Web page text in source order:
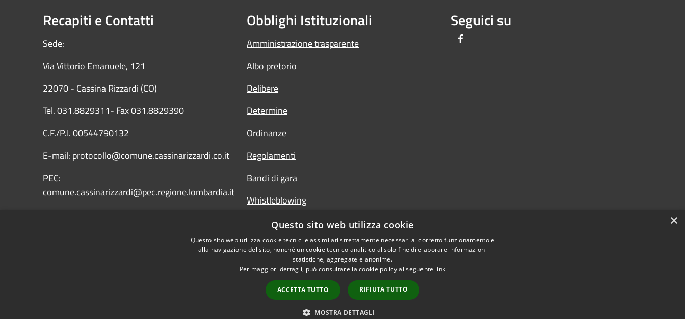
Recapiti e Contatti
Sede:
Via Vittorio Emanuele, 121
22070 - Cassina Rizzardi (CO)
Tel. 031.8829311- Fax 031.8829390
C.F./P.I. 00544790132
E-mail: protocollo@comune.cassinarizzardi.co.it
PEC:
comune.cassinarizzardi@pec.regione.lombardia.it
Obblighi Istituzionali
Amministrazione trasparente
Albo pretorio
Delibere
Determine
Ordinanze
Regolamenti
Bandi di gara
Whistleblowing
Seguici su
Copyright © 2026 • Comune di Cassina Rizzardi • Powered by
×
Questo sito web utilizza cookie
Questo sito web utilizza cookie tecnici e assimilati strettamente necessari al corretto funzionamento e
alla navigazione del sito, nonché un cookie tecnico analitico al solo fine di elaborare informazioni
statistiche, aggregate e anonime.
Per maggiori dettagli, può consultare la cookie policy al seguente link
ACCETTA TUTTO RIFIUTA TUTTO
MOSTRA DETTAGLI